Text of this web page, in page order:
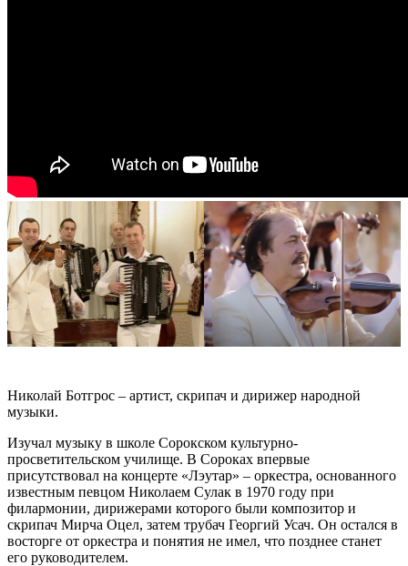
Николай Ботгрос – артист, скрипач и дирижер народной
музыки.
Изучал музыку в школе Сорокском культурно-
просветительском училище. В Сороках впервые
присутствовал на концерте «Лэутар» – оркестра, основанного
известным певцом Николаем Сулак в 1970 году при
филармонии, дирижерами которого были композитор и
скрипач Мирча Оцел, затем трубач Георгий Усач. Он остался в
восторге от оркестра и понятия не имел, что позднее станет
его руководителем.